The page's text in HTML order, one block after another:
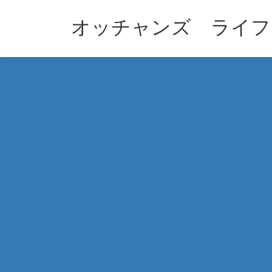
オッチャンズ ライフ